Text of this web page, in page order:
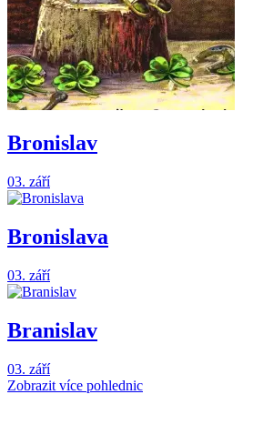
Bronislav
03. září
Bronislava
03. září
Branislav
03. září
Zobrazit více pohlednic